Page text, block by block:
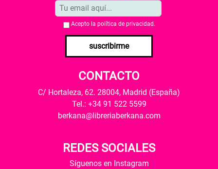
Acepto la política de privacidad .
suscribirme
CONTACTO
C/ Hortaleza, 62. 28004, Madrid (España)
Tel.: +34 91 522 5599
berkana@libreriaberkana.com
REDES SOCIALES
Síguenos en Instagram